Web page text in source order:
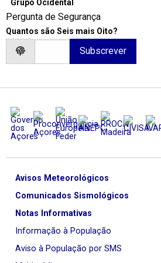
Grupo Ocidental
Pergunta de Segurança
Quantos são Seis mais Oito?
Avisos Meteorológicos
Comunicados Sismológicos
Notas Informativas
Informação à População
Aviso à População por SMS